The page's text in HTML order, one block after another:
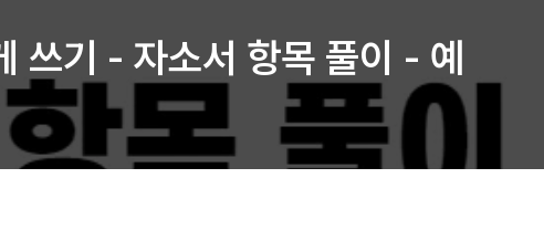
쓰기 - 자소서 항목 풀이 - 예